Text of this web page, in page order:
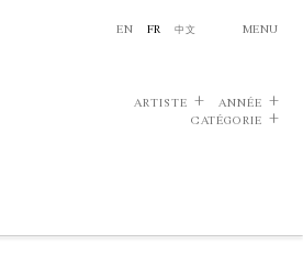
EN FR 中文 MENU
ARTISTE
ANNÉE
CATÉGORIE